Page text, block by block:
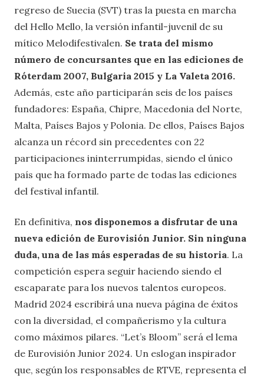
regreso de Suecia (SVT) tras la puesta en marcha
del Hello Mello, la versión infantil-juvenil de su
mítico Melodifestivalen. Se trata del mismo
número de concursantes que en las ediciones de
Róterdam 2007, Bulgaria 2015 y La Valeta 2016.
Además, este año participarán seis de los países
fundadores: España, Chipre, Macedonia del Norte,
Malta, Países Bajos y Polonia. De ellos, Países Bajos
alcanza un récord sin precedentes con 22
participaciones ininterrumpidas, siendo el único
país que ha formado parte de todas las ediciones
del festival infantil.
En definitiva, nos disponemos a disfrutar de una
nueva edición de Eurovisión Junior. Sin ninguna
duda, una de las más esperadas de su historia. La
competición espera seguir haciendo siendo el
escaparate para los nuevos talentos europeos.
Madrid 2024 escribirá una nueva página de éxitos
con la diversidad, el compañerismo y la cultura
como máximos pilares. “Let’s Bloom” será el lema
de Eurovisión Junior 2024. Un eslogan inspirador
que, según los responsables de RTVE, representa el